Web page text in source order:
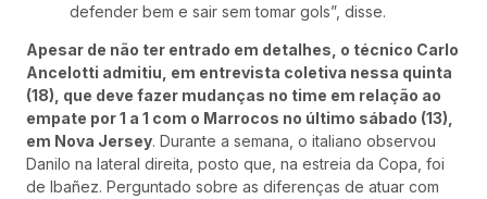
defender bem e sair sem tomar gols”, disse.
Apesar de não ter entrado em detalhes, o técnico Carlo
Ancelotti admitiu, em entrevista coletiva nessa quinta
(18), que deve fazer mudanças no time em relação ao
empate por 1 a 1 com o Marrocos no último sábado (13),
em Nova Jersey. Durante a semana, o italiano observou
Danilo na lateral direita, posto que, na estreia da Copa, foi
de Ibañez. Perguntado sobre as diferenças de atuar com